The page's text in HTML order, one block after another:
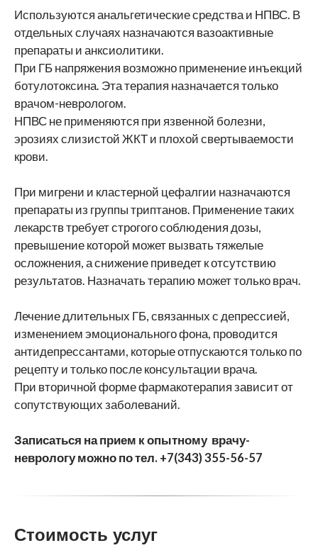
Используются анальгетические средства и НПВС. В
отдельных случаях назначаются вазоактивные
препараты и анксиолитики.
При ГБ напряжения возможно применение инъекций
ботулотоксина. Эта терапия назначается только
врачом-неврологом.
НПВС не применяются при язвенной болезни,
эрозиях слизистой ЖКТ и плохой свертываемости
крови.
При мигрени и кластерной цефалгии назначаются
препараты из группы триптанов. Применение таких
лекарств требует строгого соблюдения дозы,
превышение которой может вызвать тяжелые
осложнения, а снижение приведет к отсутствию
результатов. Назначать терапию может только врач.
Лечение длительных ГБ, связанных с депрессией,
изменением эмоционального фона, проводится
антидепрессантами, которые отпускаются только по
рецепту и только после консультации врача.
При вторичной форме фармакотерапия зависит от
сопутствующих заболеваний.
Записаться на прием к опытному врачу-
неврологу можно по тел. +7(343) 355-56-57
Стоимость услуг